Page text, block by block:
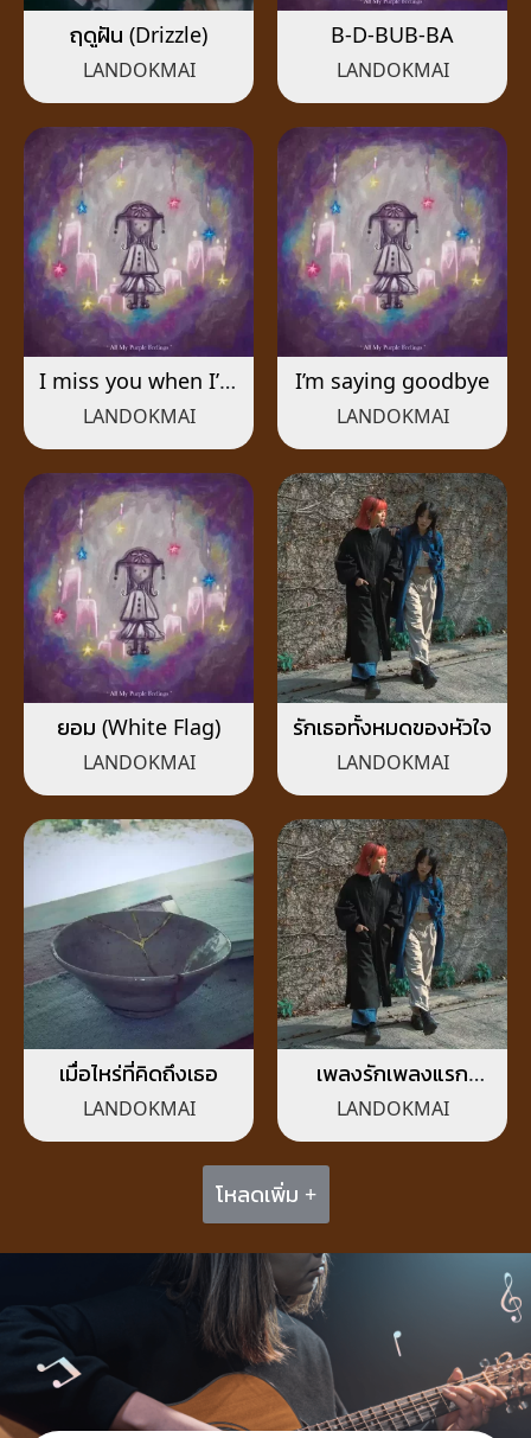
ฤดูฝัน (Drizzle)
LANDOKMAI
B-D-BUB-BA
LANDOKMAI
I miss you when I’m
drunk
LANDOKMAI
I’m saying goodbye
LANDOKMAI
ยอม (White Flag)
LANDOKMAI
รักเธอทั้งหมดของหัวใจ
LANDOKMAI
เมื่อไหร่ที่คิดถึงเธอ
LANDOKMAI
เพลงรักเพลงแรก
(Blooming)
LANDOKMAI
โหลดเพิ่ม +